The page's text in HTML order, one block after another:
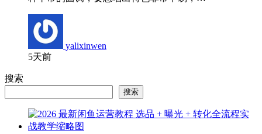
yalixinwen
5天前
搜索
搜索